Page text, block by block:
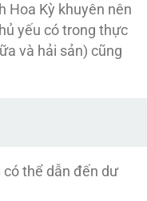
Hoa Kỳ khuyên nên
yếu có trong thực
và hải sản) cũng
có thể dẫn đến dư